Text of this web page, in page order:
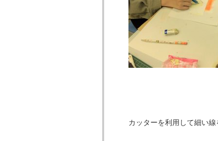
カッターを利用して細い